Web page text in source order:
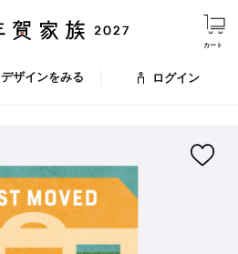
デザインをみる
カート
ログイン